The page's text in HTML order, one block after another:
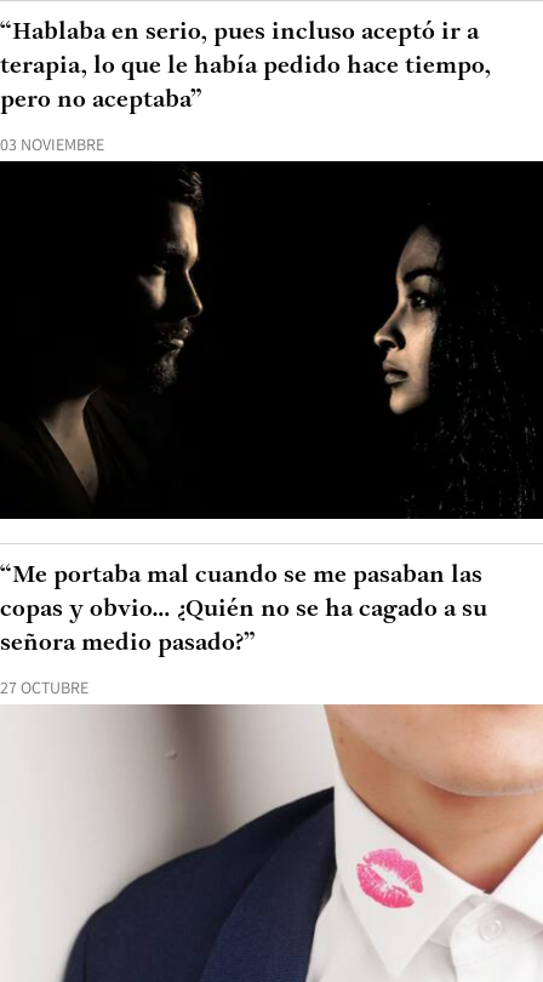
03 NOVIEMBRE
“Hablaba en serio, pues incluso aceptó ir a
terapia, lo que le había pedido hace tiempo,
pero no aceptaba”
27 OCTUBRE
“Me portaba mal cuando se me pasaban las
copas y obvio… ¿Quién no se ha cagado a su
señora medio pasado?”